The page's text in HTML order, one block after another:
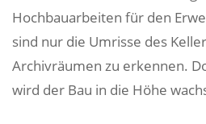
Hochbauarbeiten für den
sind nur die Umrisse des
Archivräumen zu erkennen.
wird der Bau in die Höhe